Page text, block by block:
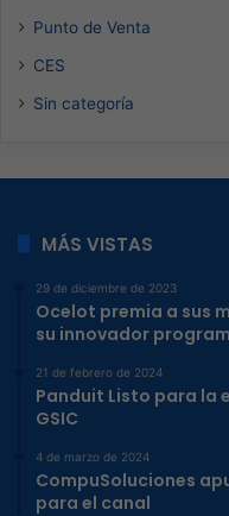
Punto de Venta
CES
Sin categoría
MÁS VISTAS
29 de diciembre de 2023
Ocelot premia a sus
su innovador
21 de febrero de 2024
Panduit Listo para la
GSIC
4 de marzo de 2024
CompuSoluciones
para el canal